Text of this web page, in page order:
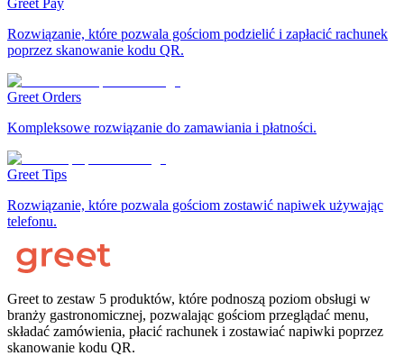
Rozwiązanie, które pozwala gościom podzielić i zapłacić rachunek
poprzez skanowanie kodu QR.
Greet Orders
Kompleksowe rozwiązanie do zamawiania i płatności.
Greet Tips
Rozwiązanie, które pozwala gościom zostawić napiwek używając
telefonu.
Greet to zestaw 5 produktów, które podnoszą poziom obsługi w
branży gastronomicznej, pozwalając gościom przeglądać menu,
składać zamówienia, płacić rachunek i zostawiać napiwki poprzez
skanowanie kodu QR.